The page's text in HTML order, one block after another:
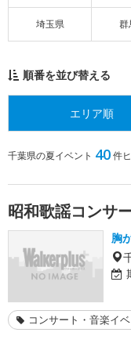
埼玉県 群
順番を並び替える
エリア順
千葉県の夏イベント 40件
昭和歌謡コンサ
胸
コンサート・音楽イ